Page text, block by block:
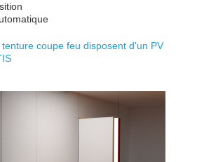
coupe feu disposent d'un PV